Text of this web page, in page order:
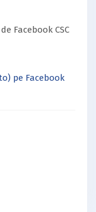
Facebook CSC
pe Facebook